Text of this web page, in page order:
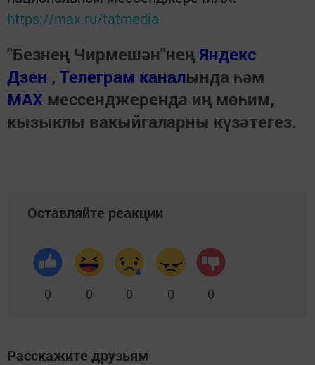
https://max.ru/tatmedia
"Безнең Чирмешән"неңЯндекс
Дзен , Телеграм каналында һәм
МАХ мессенджеренда иң мөһим,
кызыклы вакыйгаларны күзәтегез.
Оставляйте реакции
0 0 0 0 0
Расскажите друзьям